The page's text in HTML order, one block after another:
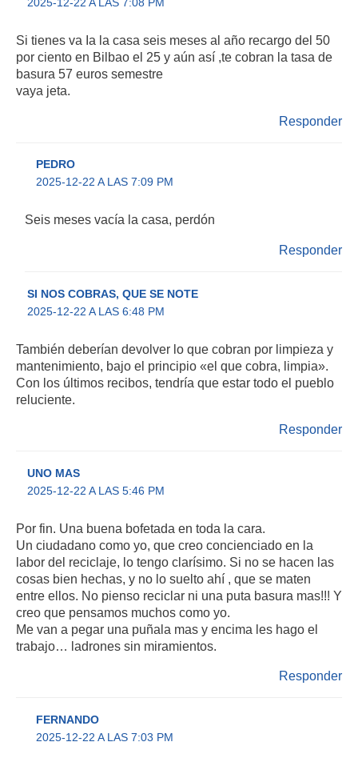
2025-12-22 A LAS 7:08 PM
Si tienes va Ia la casa seis meses al año recargo del 50
por ciento en Bilbao el 25 y aún así ,te cobran la tasa de
basura 57 euros semestre
vaya jeta.
Responder
PEDRO
2025-12-22 A LAS 7:09 PM
Seis meses vacía la casa, perdón
Responder
SI NOS COBRAS, QUE SE NOTE
2025-12-22 A LAS 6:48 PM
También deberían devolver lo que cobran por limpieza y
mantenimiento, bajo el principio «el que cobra, limpia».
Con los últimos recibos, tendría que estar todo el pueblo
reluciente.
Responder
UNO MAS
2025-12-22 A LAS 5:46 PM
Por fin. Una buena bofetada en toda la cara.
Un ciudadano como yo, que creo concienciado en la
labor del reciclaje, lo tengo clarísimo. Si no se hacen las
cosas bien hechas, y no lo suelto ahí , que se maten
entre ellos. No pienso reciclar ni una puta basura mas!!! Y
creo que pensamos muchos como yo.
Me van a pegar una puñala mas y encima les hago el
trabajo… ladrones sin miramientos.
Responder
FERNANDO
2025-12-22 A LAS 7:03 PM